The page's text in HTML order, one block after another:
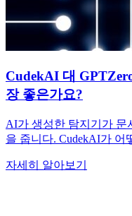
CudekAI 대
장 좋은가요?
AI가 생성한 탐지기가 문
을 줍니다. CudekAI가 어
자세히 알아보기